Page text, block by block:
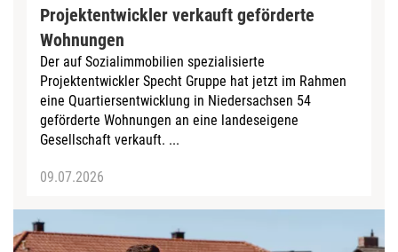
Projektentwickler verkauft geförderte
Wohnungen
Der auf Sozialimmobilien spezialisierte
Projektentwickler Specht Gruppe hat jetzt im Rahmen
eine Quartiersentwicklung in Niedersachsen 54
geförderte Wohnungen an eine landeseigene
Gesellschaft verkauft. ...
09.07.2026